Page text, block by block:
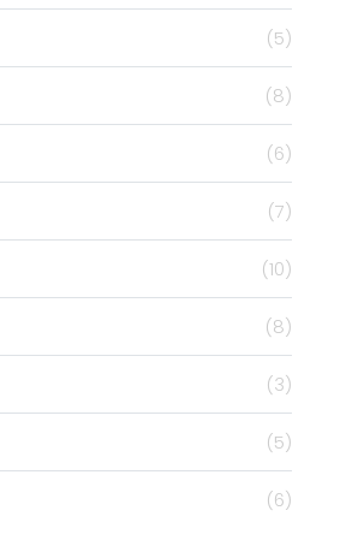
(5)
(8)
(6)
(7)
(10)
(8)
(3)
(5)
(6)